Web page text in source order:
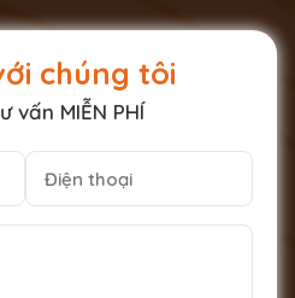
chúng tôi
vấn MIỄN PHÍ